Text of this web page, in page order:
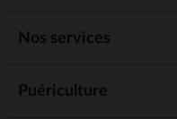
Nos services
Puériculture